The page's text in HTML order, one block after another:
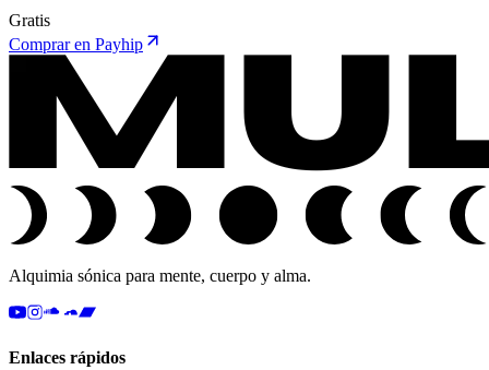
Gratis
Comprar en Payhip
Alquimia sónica para mente, cuerpo y alma.
Enlaces rápidos